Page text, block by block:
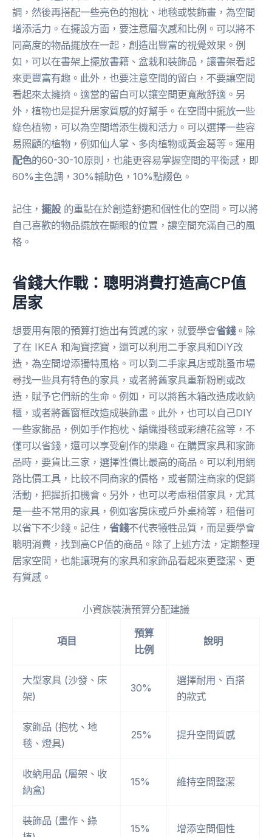
調，然後再搭配一些亮色的抱枕、地毯或裝飾畫，為空間
增添活力。在擺設方面，要注意層次感和比例。可以將不
同高度的物品擺放在一起，創造出豐富的視覺效果。例
如，可以在書架上擺放書籍、盆栽和裝飾品，讓書架看起
來更豐富有趣。此外，也要注意空間的留白，不要讓空間
看起來太擁擠。適當的留白可以讓空間更寬敞舒適。另
外，植物也是提升居家質感的好幫手。在空間中擺放一些
綠色植物，可以為空間增添生機和活力。可以選擇一些容
易照顧的植物，例如仙人掌、多肉植物或黃金葛等。運用
配色的60-30-10原則，也能更容易掌握空間的平衡感，即
60%主色調，30%輔助色，10%點綴色。
記住， 擺設的重點在於創造舒適和個性化的空間。可以將
自己喜歡的物品擺放在顯眼的位置，讓空間充滿自己的風
格。
省錢大作戰：聰明消費打造高CP值
居家
想要用有限的預算打造出有質感的家，就要學會省錢。除
了在 IKEA 和淘寶挖寶，還可以利用二手家具和DIY改
造，為空間增添獨特風格。可以到二手家具店或跳蚤市場
尋找一些具有特色的家具，或者將舊家具重新粉刷或改
造，賦予它們新的生命。例如，可以將舊木箱改造成收納
櫃，或者將舊窗框改造成裝飾畫。此外，也可以自己DIY
一些家飾品，例如手作抱枕、編織掛毯或彩繪花盆等，不
僅可以省錢，還可以享受創作的樂趣。在購買家具和家飾
品時，要貨比三家，選擇性價比最高的商品。可以利用網
路比價工具，比較不同商家的價格，或者關注商家的促銷
活動，把握折扣機會。另外，也可以考慮租借家具，尤其
是一些不常用的家具，例如客房床或戶外桌椅等，租借可
以省下不少錢。記住， 省錢不代表犧牲品質，而是要學會
聰明消費，找到高CP值的商品。除了上述方法，定期整理
居家空間，也能讓現有的家具和家飾品看起來更整潔、更
有質感。
小資族裝潢預算分配建議
項目
預算
比例
說明
大型家具 (沙發、床
架)
30%
選擇耐用、百搭
的款式
家飾品 (抱枕、地
毯、燈具)
25% 提升空間質感
收納用品 (層架、收
納盒)
15% 維持空間整潔
裝飾品 (畫作、綠
15% 增添空間個性